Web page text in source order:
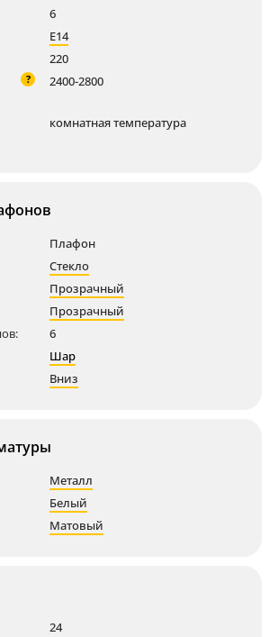
6
E14
220
? 2400-2800
комнатная температура
Плафон
Стекло
Прозрачный
Прозрачный
6
Шар
Вниз
Металл
Белый
Матовый
24